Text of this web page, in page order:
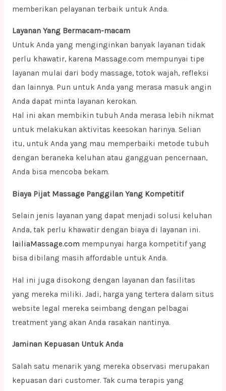
memberikan pelayanan terbaik untuk Anda.
Layanan Yang Bermacam-macam
Untuk Anda yang menginginkan banyak layanan tidak
perlu khawatir, karena Massage.com mempunyai tipe
layanan mulai dari body massage, totok wajah, refleksi
dan lainnya. Pun untuk Anda yang merasa masuk angin
Anda dapat minta layanan kerokan.
Hal ini akan membikin tubuh Anda merasa lebih nikmat
untuk melakukan aktivitas keesokan harinya. Selian
itu, untuk Anda yang mau memperbaiki metode tubuh
dengan beraneka keluhan atau gangguan pencernaan,
Anda bisa mencoba bekam.
Biaya Pijat Massage Panggilan Yang Kompetitif
Selain jenis layanan yang dapat menjadi solusi keluhan
Anda, tak perlu khawatir dengan biaya di layanan ini.
lailiaMassage.com mempunyai harga kompetitif yang
bisa dibilang masih affordable untuk Anda.
Hal ini juga disokong dengan layanan dan fasilitas
yang mereka miliki. Jadi, harga yang tertera dalam situs
website legal mereka seimbang dengan pelbagai
treatment yang akan Anda rasakan nantinya.
Jaminan Kepuasan Untuk Anda
Salah satu menarik yang mereka observasi merupakan
kepuasan dari customer. Tak cuma terapis yang